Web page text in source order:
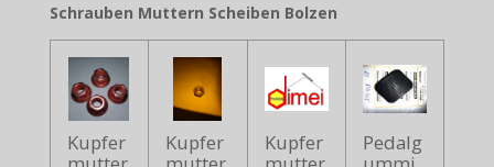
Schrauben Muttern Scheiben Bolzen
Kupfer
Kupfer
Kupfer
Pedalg